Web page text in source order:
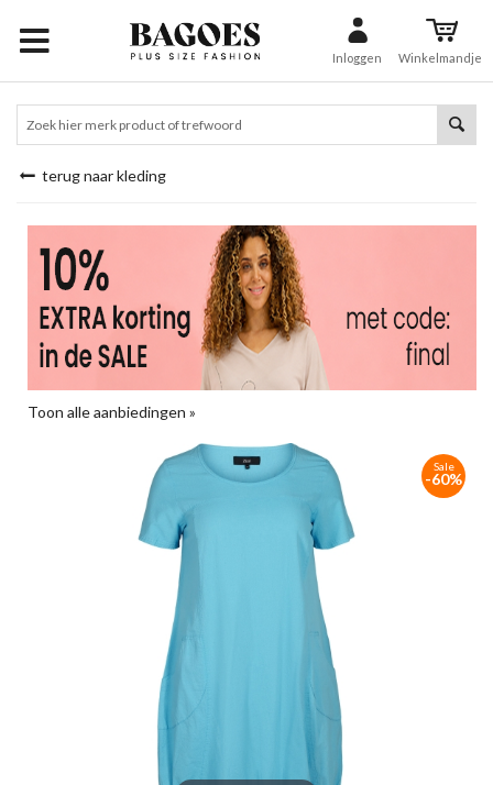
Inloggen Winkelmandje
terug naar kleding
Toon alle aanbiedingen »
Sale
-60%